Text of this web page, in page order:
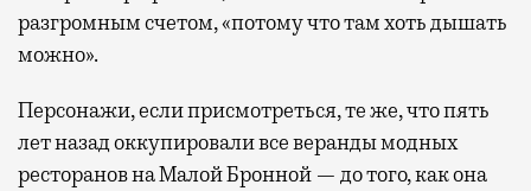
разгромным счетом, «потому что там хоть дышать
можно».
Персонажи, если присмотреться, те же, что пять
лет назад оккупировали все веранды модных
ресторанов на Малой Бронной — до того, как она